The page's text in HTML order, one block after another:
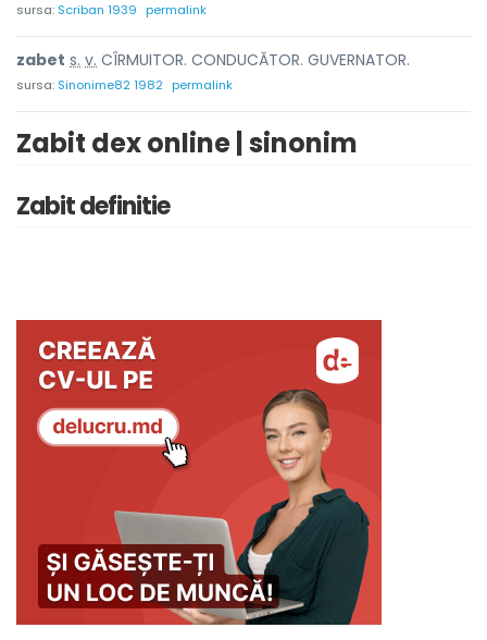
sursa: Scriban 1939 permalink
zabet s. v. CÎRMUITOR. CONDUCĂTOR. GUVERNATOR.
sursa: Sinonime82 1982 permalink
Zabit dex online | sinonim
Zabit definitie